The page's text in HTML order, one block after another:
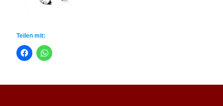
Teilen mit: